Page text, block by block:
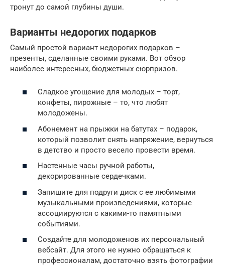
тронут до самой глубины души.
Варианты недорогих подарков
Самый простой вариант недорогих подарков –
презенты, сделанные своими руками. Вот обзор
наиболее интересных, бюджетных сюрпризов.
Сладкое угощение для молодых – торт,
конфеты, пирожные – то, что любят
молодожены.
Абонемент на прыжки на батутах – подарок,
который позволит снять напряжение, вернуться
в детство и просто весело провести время.
Настенные часы ручной работы,
декорированные сердечками.
Запишите для подруги диск с ее любимыми
музыкальными произведениями, которые
ассоциируются с какими-то памятными
событиями.
Создайте для молодоженов их персональный
вебсайт. Для этого не нужно обращаться к
профессионалам, достаточно взять фотографии